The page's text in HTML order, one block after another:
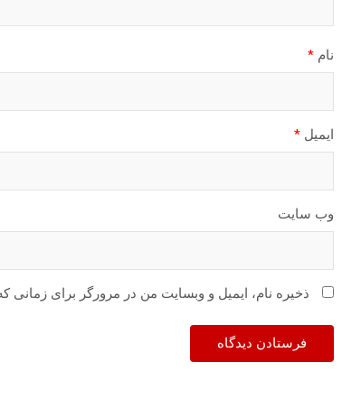
نام *
ایمیل *
وب‌ سایت
ذخیره نام، ایمیل و وبسایت من در مرورگر برای زمانی